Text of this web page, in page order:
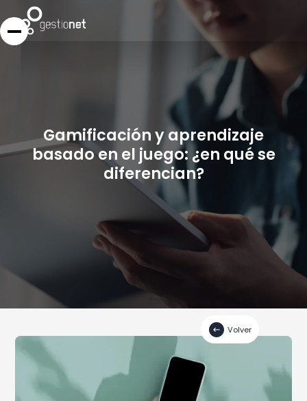
Gamificación y aprendizaje
basado en el juego: ¿en qué se
diferencian?
Volver